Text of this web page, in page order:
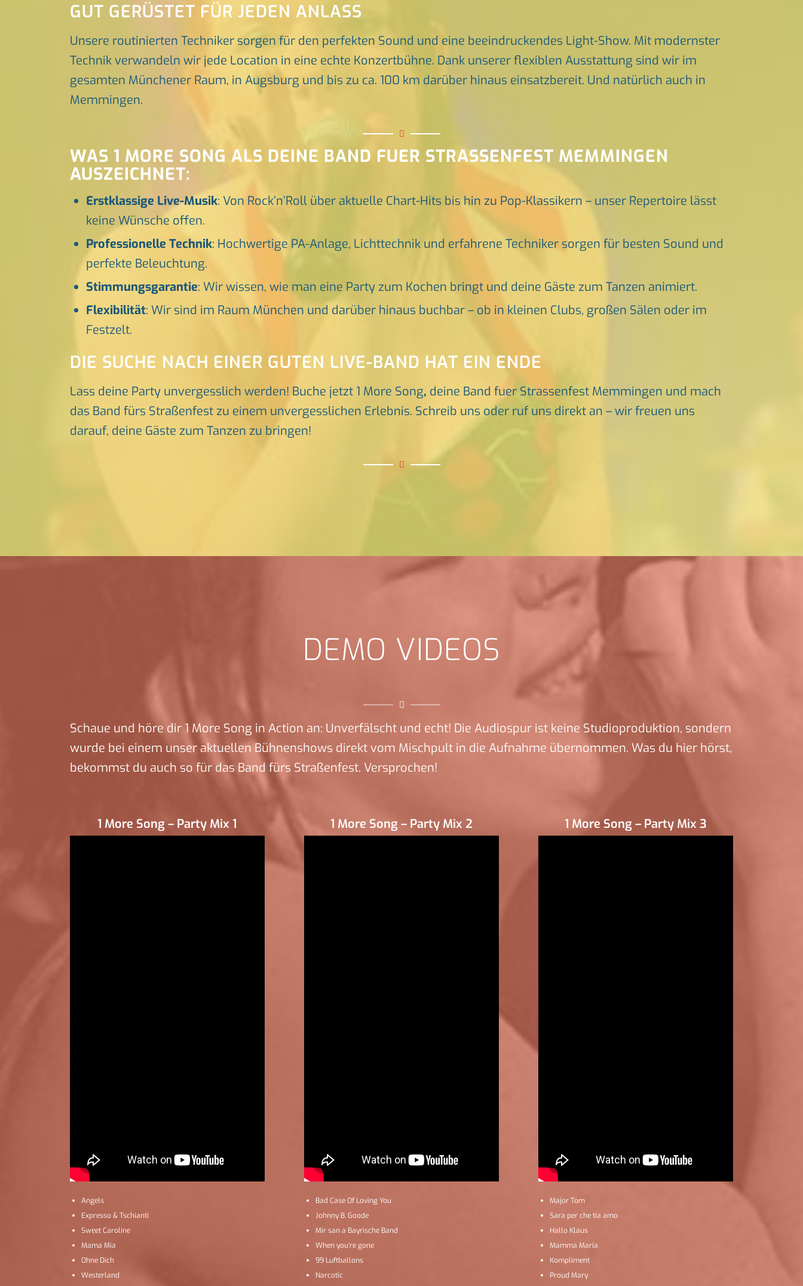
GUT GERÜSTET FÜR JEDEN ANLASS
Unsere routinierten Techniker sorgen für den perfekten Sound und eine beeindruckendes Light-Show. Mit modernster
Technik verwandeln wir jede Location in eine echte Konzertbühne. Dank unserer flexiblen Ausstattung sind wir im
gesamten Münchener Raum, in Augsburg und bis zu ca. 100 km darüber hinaus einsatzbereit. Und natürlich auch in
Memmingen.
WAS 1 MORE SONG ALS DEINE BAND FUER STRASSENFEST MEMMINGEN
AUSZEICHNET:
Erstklassige Live-Musik: Von Rock’n’Roll über aktuelle Chart-Hits bis hin zu Pop-Klassikern – unser Repertoire lässt
keine Wünsche offen.
Professionelle Technik: Hochwertige PA-Anlage, Lichttechnik und erfahrene Techniker sorgen für besten Sound und
perfekte Beleuchtung.
Stimmungsgarantie: Wir wissen, wie man eine Party zum Kochen bringt und deine Gäste zum Tanzen animiert.
Flexibilität: Wir sind im Raum München und darüber hinaus buchbar – ob in kleinen Clubs, großen Sälen oder im
Festzelt.
DIE SUCHE NACH EINER GUTEN LIVE-BAND HAT EIN ENDE
Lass deine Party unvergesslich werden! Buche jetzt 1 More Song, deine Band fuer Strassenfest Memmingen und mach
das Band fürs Straßenfest zu einem unvergesslichen Erlebnis. Schreib uns oder ruf uns direkt an – wir freuen uns
darauf, deine Gäste zum Tanzen zu bringen!
DEMO VIDEOS
Schaue und höre dir 1 More Song in Action an: Unverfälscht und echt! Die Audiospur ist keine Studioproduktion, sondern
wurde bei einem unser aktuellen Bühnenshows direkt vom Mischpult in die Aufnahme übernommen. Was du hier hörst,
bekommst du auch so für das Band fürs Straßenfest. Versprochen!
1 More Song – Party Mix 1
Angels
Expresso & Tschianti
Sweet Caroline
Mama Mia
Ohne Dich
Westerland
1 More Song – Party Mix 2
Bad Case Of Loving You
Johnny B. Goode
Mir san a Bayrische Band
When you’re gone
99 Luftballons
Narcotic
1 More Song – Party Mix 3
Major Tom
Sara per che tia amo
Hallo Klaus
Mamma Maria
Kompliment
Proud Mary